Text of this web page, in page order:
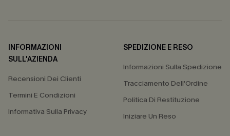
INFORMAZIONI
SULL'AZIENDA
Recensioni Dei Clienti
Termini E Condizioni
Informativa Sulla Privacy
SPEDIZIONE E RESO
Informazioni Sulla Spedizione
Tracciamento Dell'Ordine
Politica Di Restituzione
Iniziare Un Reso